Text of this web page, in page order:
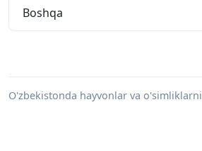
Boshqa
O'zbekistonda hayvonlar va